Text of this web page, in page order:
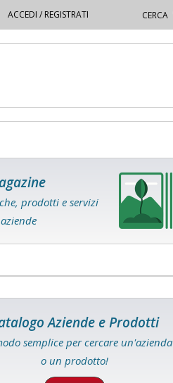
ACCEDI / REGISTRATI
prodotti e servizi
Aziende e Prodotti
semplice per cercare un'azienda
o un prodotto!